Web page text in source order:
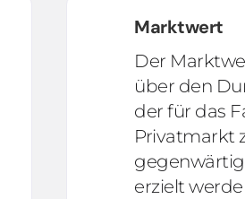
Marktwert
Der
über den
der für das
Privatmarkt
erzielt